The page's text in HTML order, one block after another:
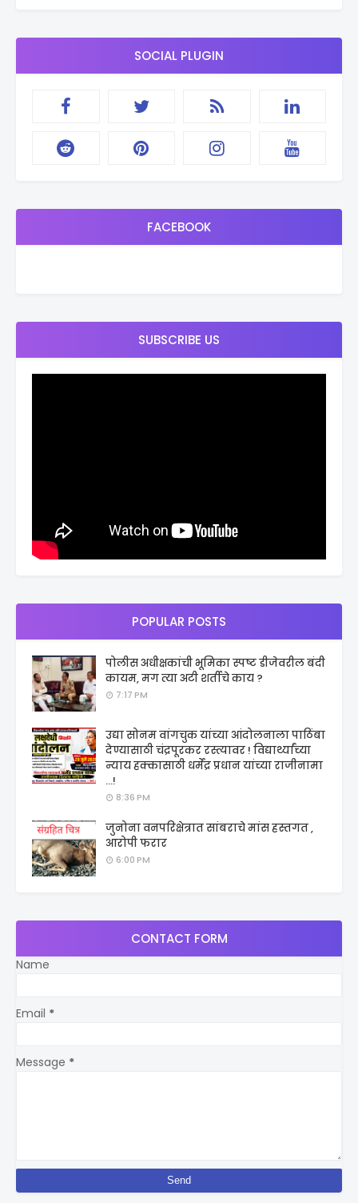
SOCIAL PLUGIN
FACEBOOK
SUBSCRIBE US
POPULAR POSTS
पोलीस अधीक्षकांची भूमिका स्पष्ट डीजेवरील बंदी
कायम, मग त्या अटी शर्तीचे काय ?
7:17 PM
उद्या सोनम वांगचुक यांच्या आंदोलनाला पाठिंबा
देण्यासाठी चंद्रपूरकर रस्त्यावर ! विद्यार्थ्यांच्या
न्याय हक्कासाठी धर्मेंद्र प्रधान यांच्या राजीनामा
...!
8:36 PM
जुनोना वनपरिक्षेत्रात सांबराचे मांस हस्तगत ,
आरोपी फरार
6:00 PM
CONTACT FORM
Name
Email *
Message *